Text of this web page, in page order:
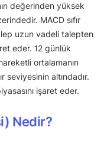
değerinden yüksek
MACD sıfır
uzun vadeli talepten
eder. 12 günlük
ortalamanın
seviyesinin altındadır.
işaret eder.
Nedir?